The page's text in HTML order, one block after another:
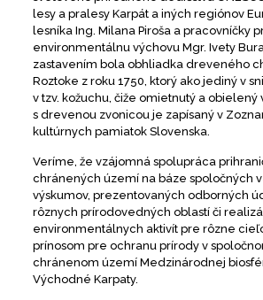
lesy a pralesy Karpát a iných regiónov
lesníka Ing. Milana Piroša a pracovníčky
environmentálnu výchovu Mgr. Ivety
zastavením bola obhliadka dreveného
Roztoke z roku 1750, ktorý ako jediný v
v tzv. kožuchu, čiže omietnutý a obielený
s drevenou zvonicou je zapísaný v
kultúrnych pamiatok Slovenska.
Veríme, že vzájomná spolupráca
chránených území na báze spoločných
výskumov, prezentovaných odborných
rôznych prírodovedných oblastí či
environmentálnych aktivít pre rôzne
prínosom pre ochranu prírody v
chránenom území Medzinárodnej
Východné Karpaty.